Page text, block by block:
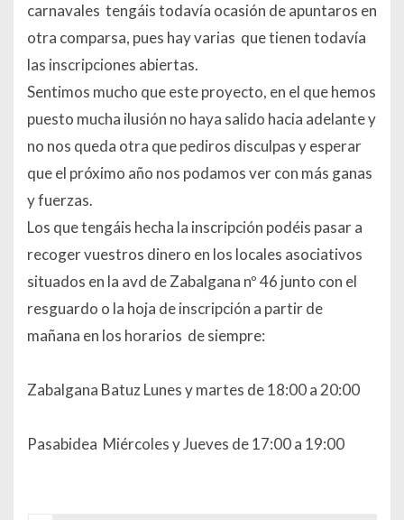
carnavales tengáis todavía ocasión de apuntaros en
otra comparsa, pues hay varias que tienen todavía
las inscripciones abiertas.
Sentimos mucho que este proyecto, en el que hemos
puesto mucha ilusión no haya salido hacia adelante y
no nos queda otra que pediros disculpas y esperar
que el próximo año nos podamos ver con más ganas
y fuerzas.
Los que tengáis hecha la inscripción podéis pasar a
recoger vuestros dinero en los locales asociativos
situados en la avd de Zabalgana nº 46 junto con el
resguardo o la hoja de inscripción a partir de
mañana en los horarios de siempre:
Zabalgana Batuz Lunes y martes de 18:00 a 20:00
Pasabidea Miércoles y Jueves de 17:00 a 19:00